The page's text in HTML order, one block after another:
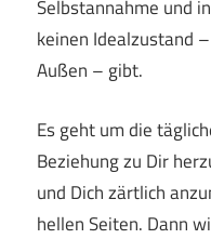
Selbstannahme und
keinen Idealzustand
Außen – gibt.
Es geht um die
Beziehung zu Dir
und Dich zärtlich
hellen Seiten. Dann